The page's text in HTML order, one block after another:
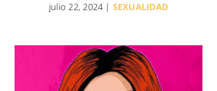
julio 22, 2024 | SEXUALIDAD